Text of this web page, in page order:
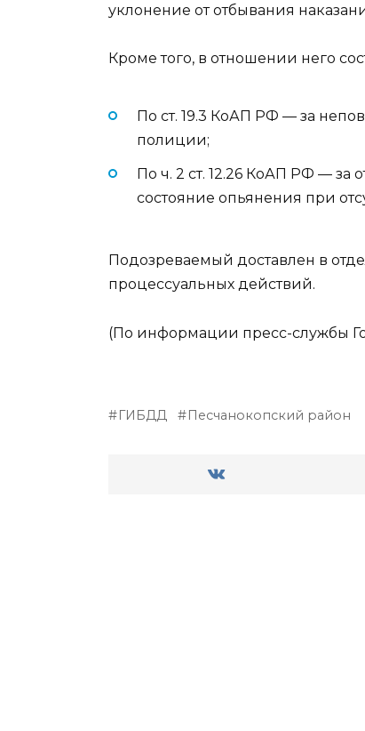
уклонение от отбывания
Кроме того, в отношении него
По ст. 19.3 КоАП РФ — за
полиции;
По ч. 2 ст. 12.26 КоАП РФ — за
состояние опьянения при
Подозреваемый доставлен в
процессуальных действий.
(По информации пресс-службы
ГИБДД Песчанокопский район